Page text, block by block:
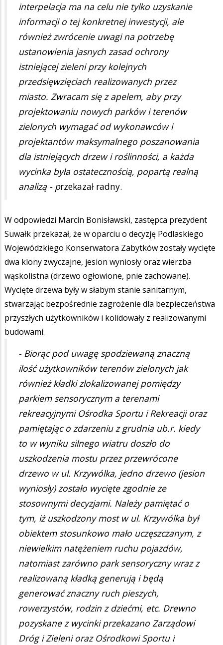
interpelacja ma na celu nie tylko uzyskanie
informacji o tej konkretnej inwestycji, ale
również zwrócenie uwagi na potrzebę
ustanowienia jasnych zasad ochrony
istniejącej zieleni przy kolejnych
przedsięwzięciach realizowanych przez
miasto. Zwracam się z apelem, aby przy
projektowaniu nowych parków i terenów
zielonych wymagać od wykonawców i
projektantów maksymalnego poszanowania
dla istniejących drzew i roślinności, a każda
wycinka była ostatecznością, popartą realną
analizą - przekazał radny.
W odpowiedzi Marcin Bonisławski, zastępca prezydent
Suwałk przekazał, że w oparciu o decyzję Podlaskiego
Wojewódzkiego Konserwatora Zabytków zostały wycięte
dwa klony zwyczajne, jesion wyniosły oraz wierzba
wąskolistna (drzewo ogłowione, pnie zachowane).
Wycięte drzewa były w słabym stanie sanitarnym,
stwarzając bezpośrednie zagrożenie dla bezpieczeństwa
przyszłych użytkowników i kolidowały z realizowanymi
budowami.
- Biorąc pod uwagę spodziewaną znaczną
ilość użytkowników terenów zielonych jak
również kładki zlokalizowanej pomiędzy
parkiem sensorycznym a terenami
rekreacyjnymi Ośrodka Sportu i Rekreacji oraz
pamiętając o zdarzeniu z grudnia ub.r. kiedy
to w wyniku silnego wiatru doszło do
uszkodzenia mostu przez przewrócone
drzewo w ul. Krzywólka, jedno drzewo (jesion
wyniosły) zostało wycięte zgodnie ze
stosownymi decyzjami. Należy pamiętać o
tym, iż uszkodzony most w ul. Krzywólka był
obiektem stosunkowo mało uczęszczanym, z
niewielkim natężeniem ruchu pojazdów,
natomiast zarówno park sensoryczny wraz z
realizowaną kładką generują i będą
generować znaczny ruch pieszych,
rowerzystów, rodzin z dziećmi, etc. Drewno
pozyskane z wycinki przekazano Zarządowi
Dróg i Zieleni oraz Ośrodkowi Sportu i